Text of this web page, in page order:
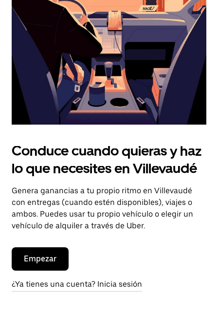
el
botón
escape
el
calendario.
Conduce cuando quieras y haz
lo que necesites en Villevaudé
Genera ganancias a tu propio ritmo en Villevaudé
con entregas (cuando estén disponibles), viajes o
ambos. Puedes usar tu propio vehículo o elegir un
vehículo de alquiler a través de Uber.
Empezar
¿Ya tienes una cuenta? Inicia sesión